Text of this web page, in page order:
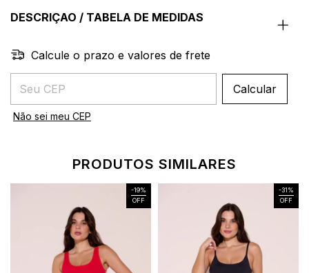
DESCRIÇAO / TABELA DE MEDIDAS
Calcule o prazo e valores de frete
Entregas para o CEP:
Calcular
Não sei meu CEP
PRODUTOS SIMILARES
-19%
OFF
-31%
OFF